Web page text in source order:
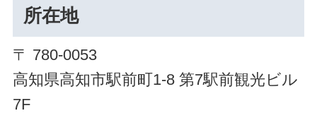
所在地
〒 780-0053
高知県高知市駅前町1-8 第7駅前観光ビル
7F